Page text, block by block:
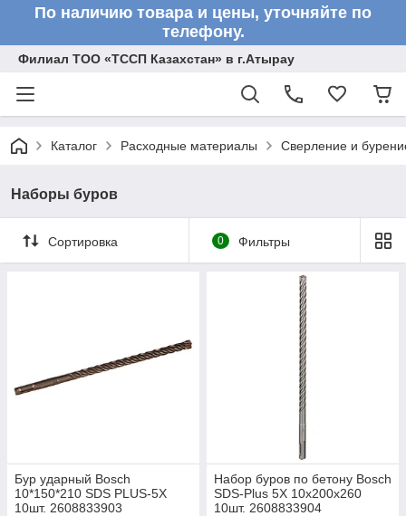
По наличию товара и цены, уточняйте по
телефону.
Филиал ТОО «ТССП Казахстан» в г.Атырау
Каталог Расходные материалы Сверление и
Наборы буров
Сортировка 0 Фильтры
Бур ударный Bosch
10*150*210 SDS PLUS-5X
10шт. 2608833903
Набор буров по бетону Bosch
SDS-Plus 5X 10х200х260
10шт. 2608833904